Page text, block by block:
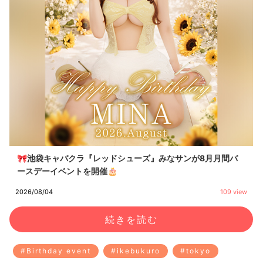
2026/08/04 109 view
🎀池袋キャバクラ『レッドシューズ』みなサンが8月月間バ
ースデーイベントを開催🎂
#Birthday event #ikebukuro #tokyo
続きを読む